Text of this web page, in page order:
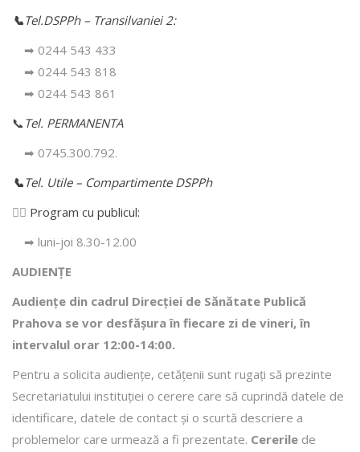
📞Tel.DSPPh – Transilvaniei 2:
➡ 0244 543 433
➡ 0244 543 818
➡ 0244 543 861
📞 Tel. PERMANENTA
➡ 0745.300.792.
📞Tel. Utile – Compartimente DSPPh
👩‍⚕️ Program cu publicul:
➡ luni-joi 8.30-12.00
AUDIENȚE
Audiențe din cadrul Direcţiei de Sănătate Publică
Prahova se vor desfăşura în fiecare zi de vineri, în
intervalul orar 12:00-14:00.
Pentru a solicita audienţe, cetăţenii sunt rugaţi să prezinte
Secretariatului instituției o cerere care să cuprindă datele de
identificare, datele de contact şi o scurtă descriere a
problemelor care urmează a fi prezentate. Cererile de